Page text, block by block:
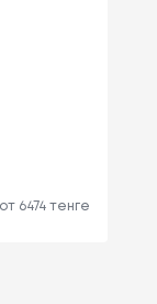
от 6474 тенге